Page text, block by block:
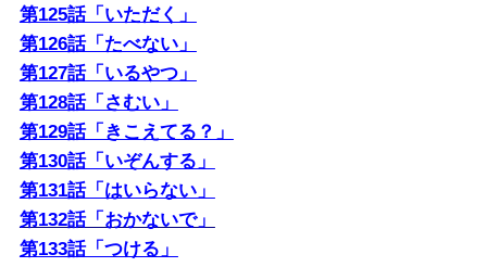
第125話「いただく」
第126話「たべない」
第127話「いるやつ」
第128話「さむい」
第129話「きこえてる？」
第130話「いぞんする」
第131話「はいらない」
第132話「おかないで」
第133話「つける」